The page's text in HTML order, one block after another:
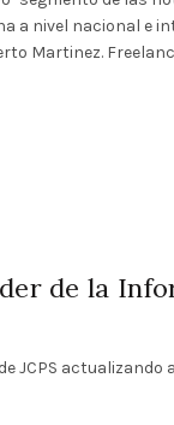
a nivel nacional e
Martinez.
de la
JCPS actualizando